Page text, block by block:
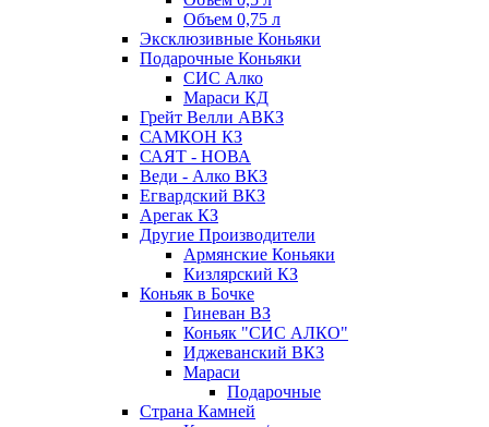
Объем 0,75 л
Эксклюзивные Коньяки
Подарочные Коньяки
СИС Алко
Мараси КД
Грейт Велли АВКЗ
САМКОН КЗ
САЯТ - НОВА
Веди - Алко ВКЗ
Егвардский ВКЗ
Арегак КЗ
Другие Производители
Армянские Коньяки
Кизлярский КЗ
Коньяк в Бочке
Гиневан ВЗ
Коньяк "СИС АЛКО"
Иджеванский ВКЗ
Мараси
Подарочные
Страна Камней